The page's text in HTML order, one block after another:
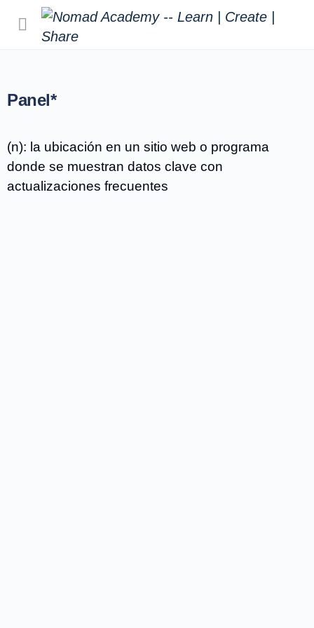
Panel*
(n): la ubicación en un sitio web o programa
donde se muestran datos clave con
actualizaciones frecuentes